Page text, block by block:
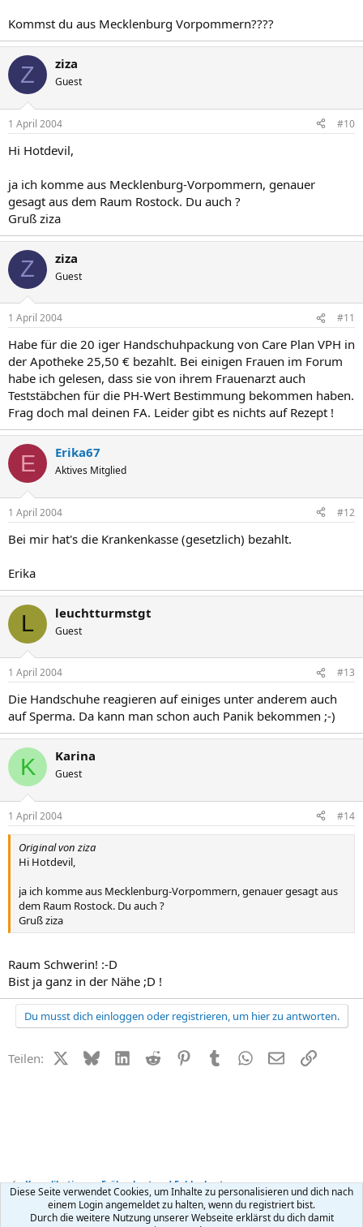
Kommst du aus Mecklenburg Vorpommern????
Z ziza
Guest
1 April 2004 #10
Hi Hotdevil,
ja ich komme aus Mecklenburg-Vorpommern, genauer
gesagt aus dem Raum Rostock. Du auch ?
Gruß ziza
Z ziza
Guest
1 April 2004 #11
Habe für die 20 iger Handschuhpackung von Care Plan VPH in
der Apotheke 25,50 € bezahlt. Bei einigen Frauen im Forum
habe ich gelesen, dass sie von ihrem Frauenarzt auch
Teststäbchen für die PH-Wert Bestimmung bekommen haben.
Frag doch mal deinen FA. Leider gibt es nichts auf Rezept !
E Erika67
Aktives Mitglied
1 April 2004 #12
Bei mir hat's die Krankenkasse (gesetzlich) bezahlt.
Erika
L leuchtturmstgt
Guest
1 April 2004 #13
Die Handschuhe reagieren auf einiges unter anderem auch
auf Sperma. Da kann man schon auch Panik bekommen ;-)
K Karina
Guest
1 April 2004 #14
Original von ziza
Hi Hotdevil,
ja ich komme aus Mecklenburg-Vorpommern, genauer gesagt aus
dem Raum Rostock. Du auch ?
Gruß ziza
Raum Schwerin! :-D
Bist ja ganz in der Nähe ;D !
Du musst dich einloggen oder registrieren, um hier zu antworten.
Teilen: X (Twitter)
BlueskyLinkedIn
Reddit PinterestTumblr WhatsApp
E-MailLink
Komplikationen, Frühgeburt und Fehlgeburt
Kontakt Nutzungsbedingungen Datenschutz Hilfe
R
Diese Seite verwendet Cookies, um Inhalte zu personalisieren und dich nach
einem Login angemeldet zu halten, wenn du registriert bist.
Durch die weitere Nutzung unserer Webseite erklärst du dich damit